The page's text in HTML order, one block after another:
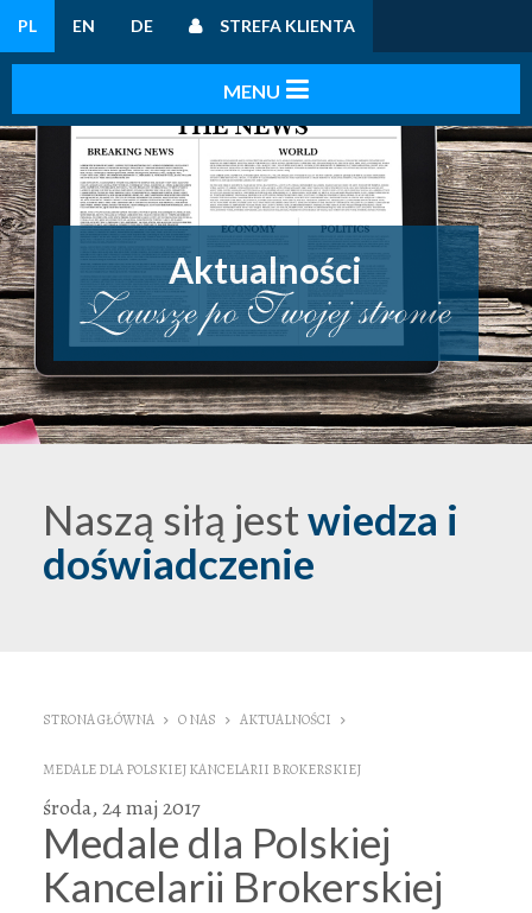
PL EN DE STREFA KLIENTA
Aktualności
Naszą siłą jestwiedza i
doświadczenie
STRONA GŁÓWNA O NAS AKTUALNOŚCI
MEDALE DLA POLSKIEJ KANCELARII BROKERSKIEJ
środa, 24 maj 2017
Medale dla Polskiej
Kancelarii Brokerskiej